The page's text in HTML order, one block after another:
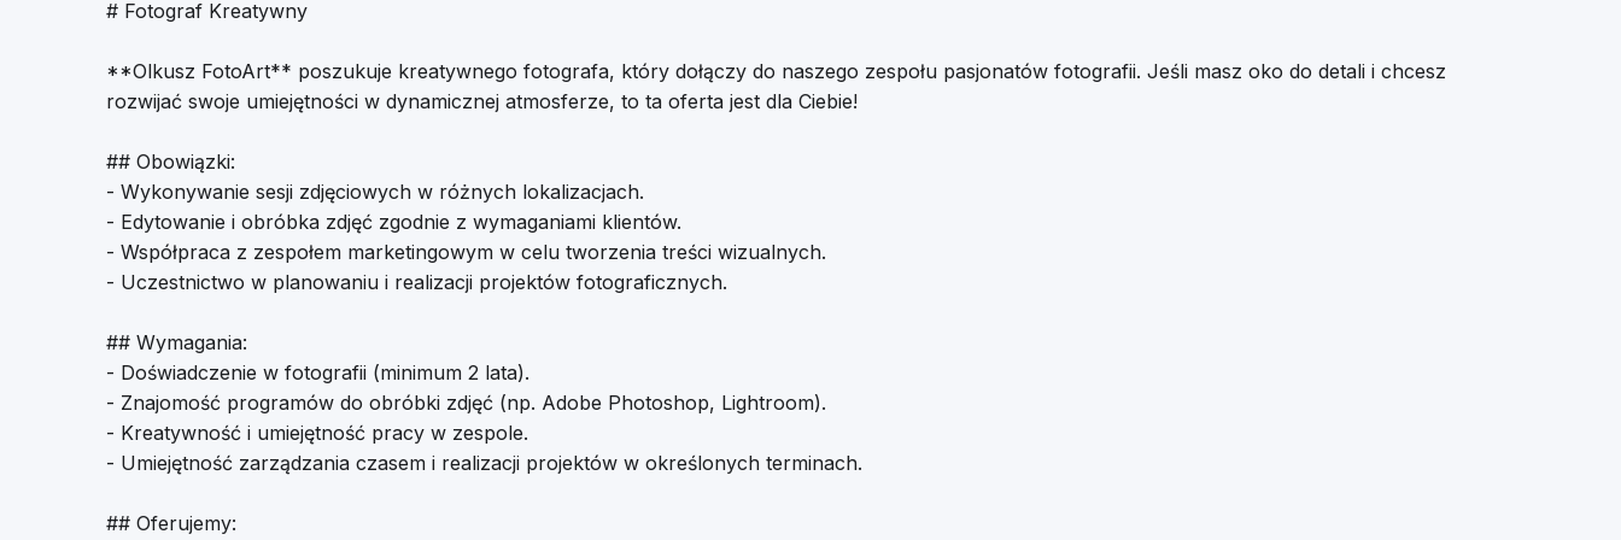
# Fotograf Kreatywny
**Olkusz FotoArt** poszukuje kreatywnego fotografa, który dołączy do naszego zespołu pasjonatów fotografii. Jeśli masz oko do detali i chcesz
rozwijać swoje umiejętności w dynamicznej atmosferze, to ta oferta jest dla Ciebie!
## Obowiązki:
- Wykonywanie sesji zdjęciowych w różnych lokalizacjach.
- Edytowanie i obróbka zdjęć zgodnie z wymaganiami klientów.
- Współpraca z zespołem marketingowym w celu tworzenia treści wizualnych.
- Uczestnictwo w planowaniu i realizacji projektów fotograficznych.
## Wymagania:
- Doświadczenie w fotografii (minimum 2 lata).
- Znajomość programów do obróbki zdjęć (np. Adobe Photoshop, Lightroom).
- Kreatywność i umiejętność pracy w zespole.
- Umiejętność zarządzania czasem i realizacji projektów w określonych terminach.
## Oferujemy: